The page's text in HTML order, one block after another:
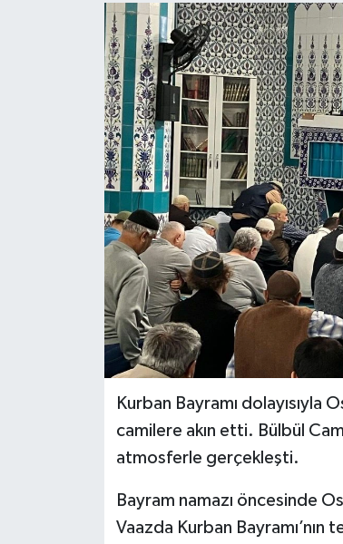
Kurban Bayramı dolayısıyla
camilere akın etti. Bülbül
atmosferle gerçekleşti.
Bayram namazı öncesinde
Vaazda Kurban